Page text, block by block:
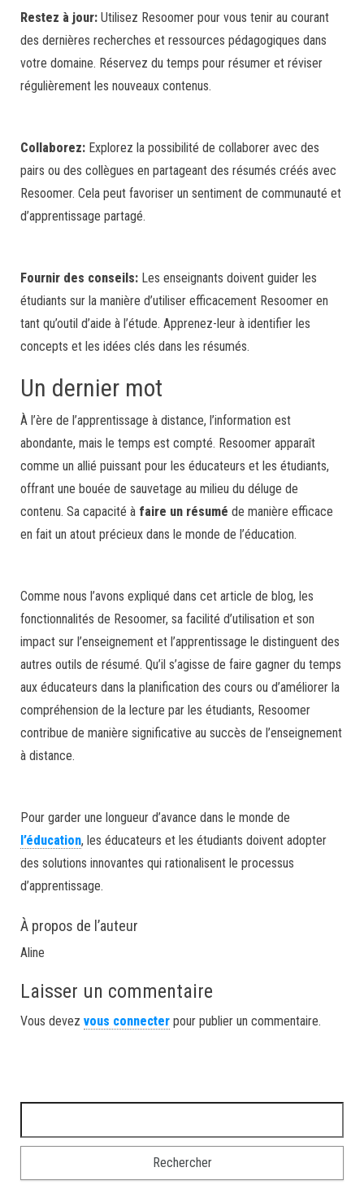
Restez à jour: Utilisez Resoomer pour vous tenir au courant
des dernières recherches et ressources pédagogiques dans
votre domaine. Réservez du temps pour résumer et réviser
régulièrement les nouveaux contenus.
Collaborez: Explorez la possibilité de collaborer avec des
pairs ou des collègues en partageant des résumés créés avec
Resoomer. Cela peut favoriser un sentiment de communauté et
d’apprentissage partagé.
Fournir des conseils: Les enseignants doivent guider les
étudiants sur la manière d’utiliser efficacement Resoomer en
tant qu’outil d’aide à l’étude. Apprenez-leur à identifier les
concepts et les idées clés dans les résumés.
Un dernier mot
À l’ère de l’apprentissage à distance, l’information est
abondante, mais le temps est compté. Resoomer apparaît
comme un allié puissant pour les éducateurs et les étudiants,
offrant une bouée de sauvetage au milieu du déluge de
contenu. Sa capacité à faire un résumé de manière efficace
en fait un atout précieux dans le monde de l’éducation.
Comme nous l’avons expliqué dans cet article de blog, les
fonctionnalités de Resoomer, sa facilité d’utilisation et son
impact sur l’enseignement et l’apprentissage le distinguent des
autres outils de résumé. Qu’il s’agisse de faire gagner du temps
aux éducateurs dans la planification des cours ou d’améliorer la
compréhension de la lecture par les étudiants, Resoomer
contribue de manière significative au succès de l’enseignement
à distance.
Pour garder une longueur d’avance dans le monde de
l’éducation, les éducateurs et les étudiants doivent adopter
des solutions innovantes qui rationalisent le processus
d’apprentissage.
À propos de l’auteur
Aline
Laisser un commentaire
Vous devez vous connecter pour publier un commentaire.